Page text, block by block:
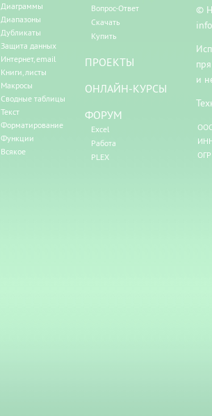
Диаграммы
Диапазоны
Дубликаты
Защита данных
Интернет, email
Книги, листы
Макросы
Сводные таблицы
Текст
Форматирование
Функции
Всякое
Вопрос-Ответ
Скачать
Купить
ПРОЕКТЫ
ОНЛАЙН-КУРСЫ
ФОРУМ
Excel
Работа
PLEX
©
и